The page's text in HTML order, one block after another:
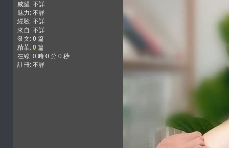
威望: 不詳
魅力: 不詳
經驗: 不詳
來自: 不詳
發文: 0篇
精華: 0篇
在線: 0 時 0 分 0 秒
註冊: 不詳